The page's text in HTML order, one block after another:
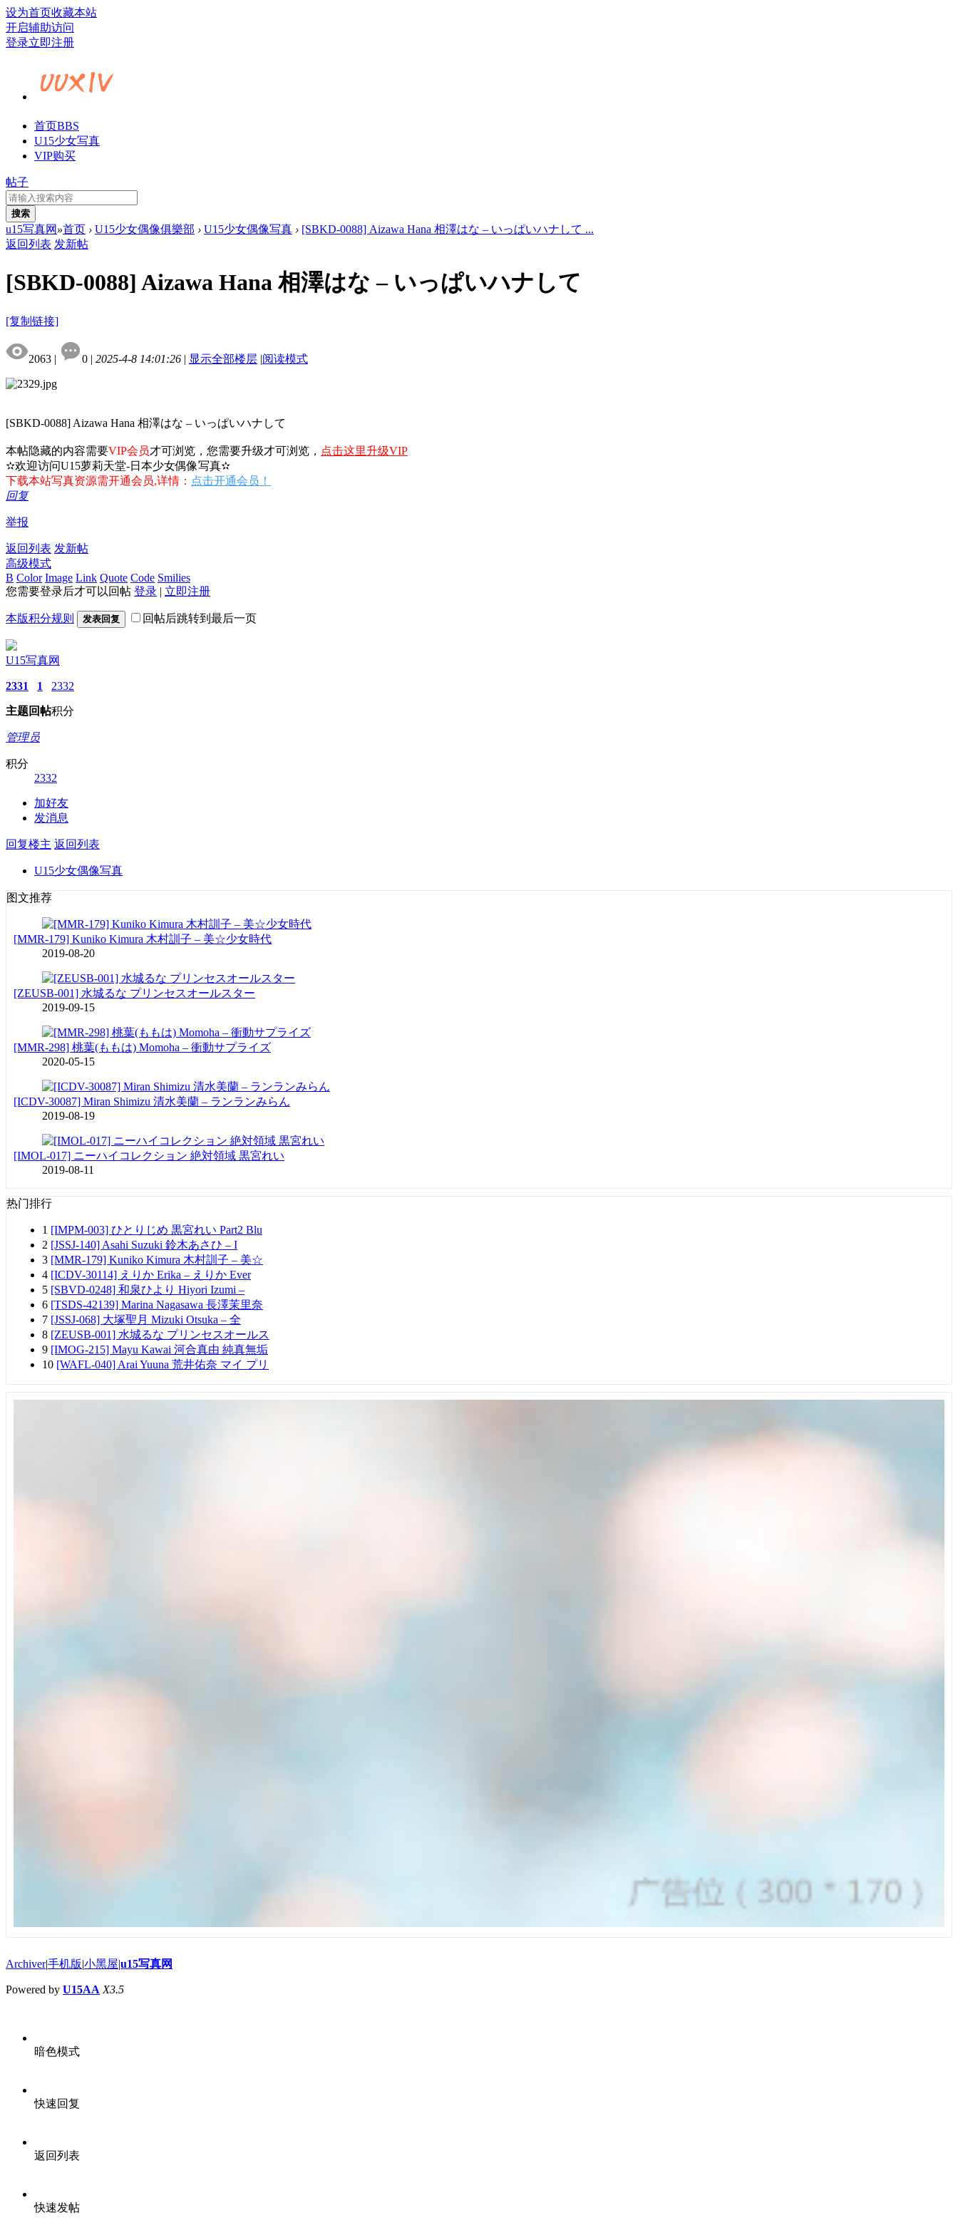
设为首页收藏本站
开启辅助访问
登录立即注册
首页BBS
U15少女写真
VIP购买
帖子
搜索
u15写真网 »首页 › U15少女偶像俱樂部 › U15少女偶像写真 › [SBKD-0088] Aizawa Hana 相澤はな – いっぱいハナして ...
返回列表 发新帖
[SBKD-0088] Aizawa Hana 相澤はな – いっぱいハナして
[复制链接]
2063 | 0 | 2025-4-8 14:01:26 | 显示全部楼层 |阅读模式
[SBKD-0088] Aizawa Hana 相澤はな – いっぱいハナして
本帖隐藏的内容需要VIP会员才可浏览，您需要升级才可浏览， 点击这里升级VIP
✫欢迎访问U15萝莉天堂-日本少女偶像写真✫
下载本站写真资源需开通会员,详情： 点击开通会员！
回复
举报
返回列表 发新帖
高级模式
B Color Image Link Quote Code Smilies
您需要登录后才可以回帖 登录 | 立即注册
本版积分规则 发表回复 回帖后跳转到最后一页
U15写真网
2331
主题
1
回帖
2332
积分
管理员
积分
2332
加好友
发消息
回复楼主 返回列表
U15少女偶像写真
图文推荐
[MMR-179] Kuniko Kimura 木村訓子 – 美☆少女時代
2019-08-20
[ZEUSB-001] 水城るな プリンセスオールスター
2019-09-15
[MMR-298] 桃葉(ももは) Momoha – 衝動サプライズ
2020-05-15
[ICDV-30087] Miran Shimizu 清水美蘭 – ランランみらん
2019-08-19
[IMOL-017] ニーハイコレクション 絶対領域 黒宮れい
2019-08-11
热门排行
1 [IMPM-003] ひとりじめ 黒宮れい Part2 Blu
2 [JSSJ-140] Asahi Suzuki 鈴木あさひ – I
3 [MMR-179] Kuniko Kimura 木村訓子 – 美☆
4 [ICDV-30114] えりか Erika – えりか Ever
5 [SBVD-0248] 和泉ひより Hiyori Izumi –
6 [TSDS-42139] Marina Nagasawa 長澤茉里奈
7 [JSSJ-068] 大塚聖月 Mizuki Otsuka – 全
8 [ZEUSB-001] 水城るな プリンセスオールス
9 [IMOG-215] Mayu Kawai 河合真由 純真無垢
10 [WAFL-040] Arai Yuuna 荒井佑奈 マイ プリ
Archiver|手机版|小黑屋|u15写真网
Powered by U15AA X3.5
暗色模式
快速回复
返回列表
快速发帖